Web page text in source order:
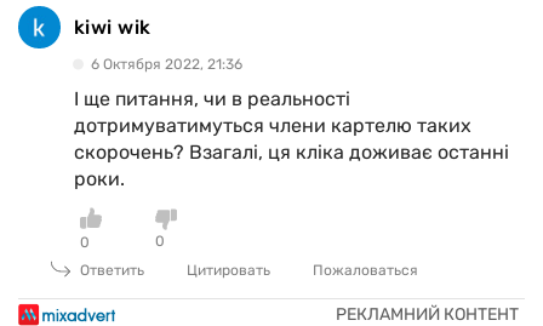
kiwi wik
6 Октября 2022, 21:36
І ще питання, чи в реальності
дотримуватимуться члени картелю таких
скорочень? Взагалі, ця кліка доживає останні
роки.
0
0
Ответить
Цитировать Пожаловаться